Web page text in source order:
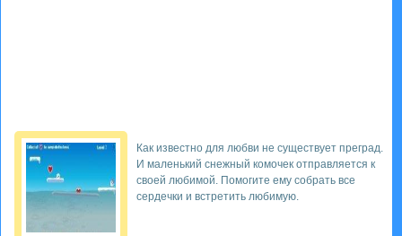
Как известно для любви не существует преград.
И маленький снежный комочек отправляется к
своей любимой. Помогите ему собрать все
сердечки и встретить любимую.